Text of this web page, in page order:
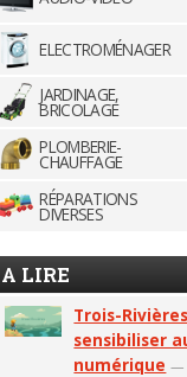
ELECTROMÉNAGER
JARDINAGE,
BRICOLAGE
PLOMBERIE-
CHAUFFAGE
RÉPARATIONS
DIVERSES
A LIRE
Trois-
sensibiliser
numérique —